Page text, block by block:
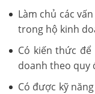
Làm chủ các
trong hộ kinh
Có kiến thức
doanh theo quy
Có được kỹ